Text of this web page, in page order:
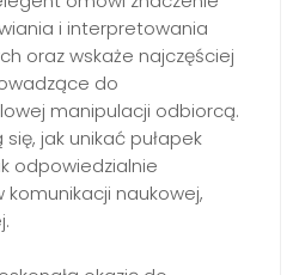
i interpretowania
oraz wskaże najczęściej
do
manipulacji odbiorcą.
jak unikać pułapek
odpowiedzialnie
komunikacji naukowej,